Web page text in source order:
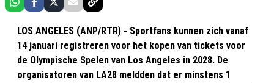
LOS ANGELES (ANP/RTR) - Sportfans kunnen zich vanaf
14 januari registreren voor het kopen van tickets voor
de Olympische Spelen van Los Angeles in 2028. De
organisatoren van LA28 meldden dat er minstens 1